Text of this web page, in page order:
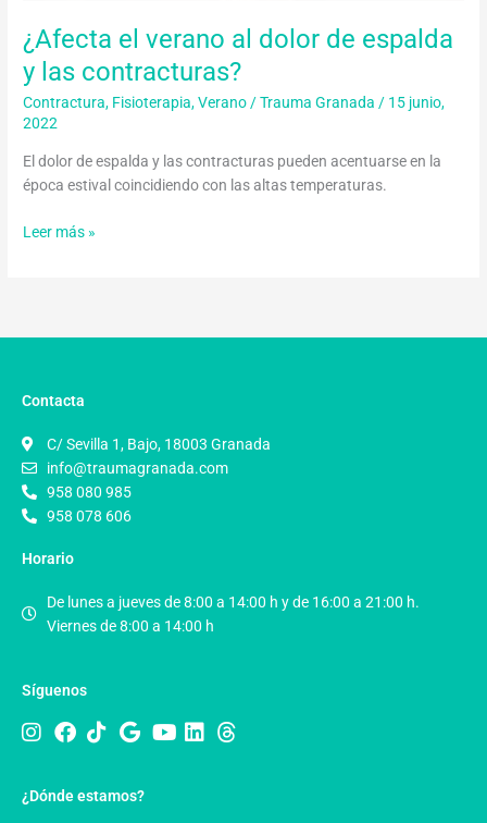
¿Afecta el verano al dolor de espalda
y las contracturas?
Contractura, Fisioterapia,Verano/Trauma Granada/ 15 junio,
2022
El dolor de espalda y las contracturas pueden acentuarse en la
época estival coincidiendo con las altas temperaturas.
las
contracturas?
Leer más »
Contacta
C/ Sevilla 1, Bajo, 18003 Granada
info@traumagranada.com
958 080 985
958 078 606
Horario
De lunes a jueves de 8:00 a 14:00 h y de 16:00 a 21:00 h.
Viernes de 8:00 a 14:00 h
Síguenos
¿Dónde estamos?